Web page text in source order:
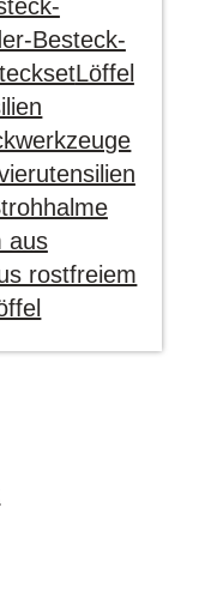
Besteck-
Löffel
aus
rostfreiem